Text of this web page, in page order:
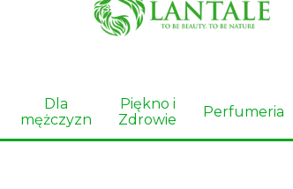
Dla
mężczyzn
Piękno i
Zdrowie
Perfumeria